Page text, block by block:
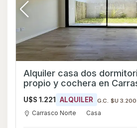
Alquiler casa dos
propio y cochera en
estrenar
U$S 1.221 ALQUILER G.C. $U 3.200
Carrasco Norte Casa